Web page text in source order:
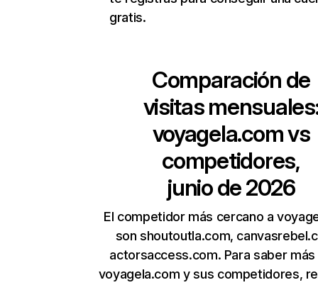
gratis.
Comparación de
visitas
voyagela.comvs
competidores,
junio de 2026
El competidor más cercano a
son shoutoutla.com,
actorsaccess.com. Para saber
voyagela.com y sus competidores,